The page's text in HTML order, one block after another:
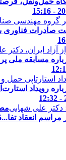
صادرات فناوری
مسابقه ملی
رویداد
انعقاد تفا...